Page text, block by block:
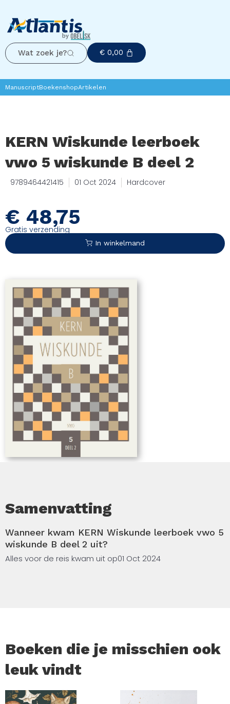
Wat zoek je? € 0,00
ManuscriptBoekenshopArtikelen
KERN Wiskunde leerboek
vwo 5 wiskunde B deel 2
9789464421415 01 Oct 2024 Hardcover
€ 48,75
Gratis verzending
In winkelmand
Samenvatting
Wanneer kwam KERN Wiskunde leerboek vwo 5
wiskunde B deel 2 uit?
Alles voor de reis kwam uit op01 Oct 2024
Boeken die je misschien ook
leuk vindt